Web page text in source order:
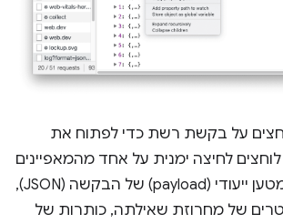
על בקשת רשת כדי לפתוח את
לוחצים לחיצה ימנית על אחד מהמאפיינים
בקטע הרלוונטי: מטען ייעודי (payload) של הבקשה (JSON),
של מחרוזת שאילתה, כותרות של